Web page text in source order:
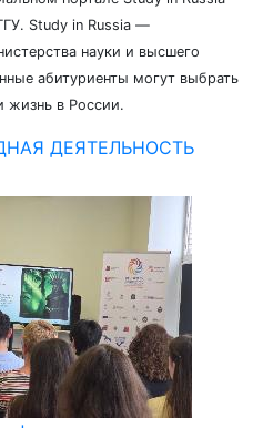
Study in Russia —
науки и высшего
абитуриенты могут выбрать
жизнь в России.
ДЕЯТЕЛЬНОСТЬ